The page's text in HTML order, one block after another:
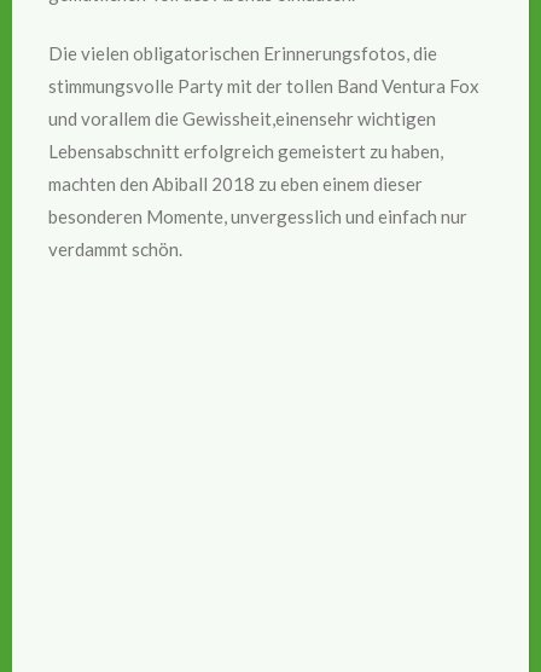
Die vielen obligatorischen Erinnerungsfotos, die
stimmungsvolle Party mit der tollen Band Ventura Fox
und vorallem die Gewissheit,einensehr wichtigen
Lebensabschnitt erfolgreich gemeistert zu haben,
machten den Abiball 2018 zu eben einem dieser
besonderen Momente, unvergesslich und einfach nur
verdammt schön.